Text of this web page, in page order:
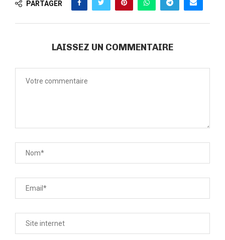
PARTAGER
LAISSEZ UN COMMENTAIRE